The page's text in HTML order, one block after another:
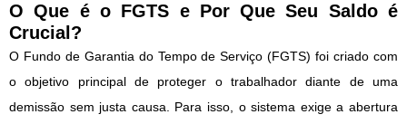
O Que é o FGTS e Por Que Seu Saldo é
Crucial?
O Fundo de Garantia do Tempo de Serviço (FGTS) foi criado com
o objetivo principal de proteger o trabalhador diante de uma
demissão sem justa causa. Para isso, o sistema exige a abertura